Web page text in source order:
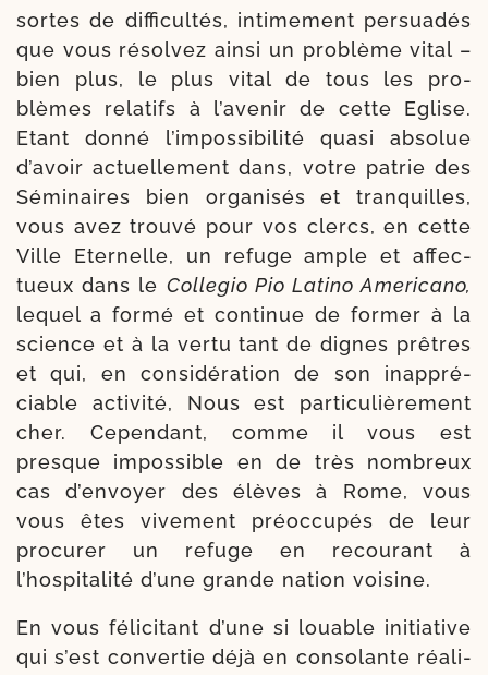
sortes de dif­fi­cul­tés, inti­me­ment per­sua­dés
que vous résol­vez ain­si un pro­blème vital –
bien plus, le plus vital de tous les pro­
blèmes rela­tifs à l’avenir de cette Eglise.
Etant don­né l’impossibilité qua­si abso­lue
d’avoir actuel­le­ment dans, votre patrie des
Séminaires bien orga­ni­sés et tran­quilles,
vous avez trou­vé pour vos clercs, en cette
Ville Eter­nelle, un refuge ample et affec­
tueux dans le Collegio Pio Latino­ Americano,
lequel a for­mé et conti­nue de for­mer à la
science et à la ver­tu tant de dignes prêtres
et qui, en consi­dé­ra­tion de son inap­pré­
ciable acti­vi­té, Nous est par­ti­cu­liè­re­ment
cher. Cependant, comme il vous est
presque impos­sible en de très nom­breux
cas d’envoyer des élèves à Rome, vous
vous êtes vive­ment pré­oc­cu­pés de leur
pro­cu­rer un refuge en recou­rant à
l’hospitalité d’une grande nation voisine.
En vous féli­ci­tant d’une si louable ini­tia­tive
qui s’est conver­tie déjà en conso­lante réa­li­